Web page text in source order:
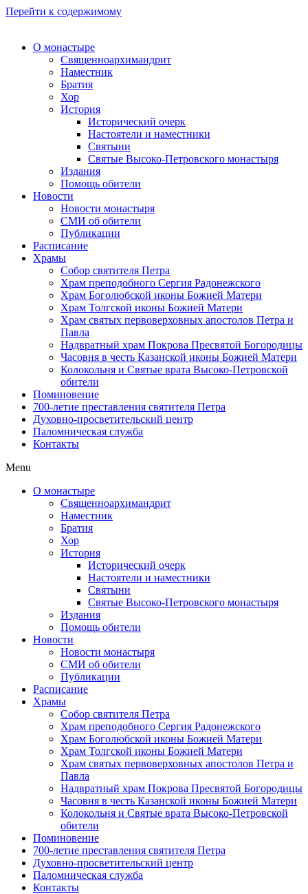
Перейти к содержимому
О монастыре
Священноархимандрит
Наместник
Братия
Хор
История
Исторический очерк
Настоятели и наместники
Святыни
Святые Высоко-Петровского монастыря
Издания
Помощь обители
Новости
Новости монастыря
СМИ об обители
Публикации
Расписание
Храмы
Собор святителя Петра
Храм преподобного Сергия Радонежского
Храм Боголюбской иконы Божией Матери
Храм Толгской иконы Божией Матери
Храм святых первоверховных апостолов Петра и
Павла
Надвратный храм Покрова Пресвятой Богородицы
Часовня в честь Казанской иконы Божией Матери
Колокольня и Святые врата Высоко-Петровской
обители
Поминовение
700-летие преставления святителя Петра
Духовно-просветительский центр
Паломническая служба
Контакты
Menu
О монастыре
Священноархимандрит
Наместник
Братия
Хор
История
Исторический очерк
Настоятели и наместники
Святыни
Святые Высоко-Петровского монастыря
Издания
Помощь обители
Новости
Новости монастыря
СМИ об обители
Публикации
Расписание
Храмы
Собор святителя Петра
Храм преподобного Сергия Радонежского
Храм Боголюбской иконы Божией Матери
Храм Толгской иконы Божией Матери
Храм святых первоверховных апостолов Петра и
Павла
Надвратный храм Покрова Пресвятой Богородицы
Часовня в честь Казанской иконы Божией Матери
Колокольня и Святые врата Высоко-Петровской
обители
Поминовение
700-летие преставления святителя Петра
Духовно-просветительский центр
Паломническая служба
Контакты